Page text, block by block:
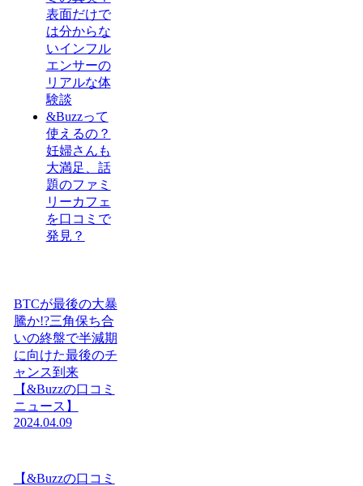
表面だけで
は分からな
いインフル
エンサーの
リアルな体
験談
&Buzzって
使えるの？
妊婦さんも
大満足、話
題のファミ
リーカフェ
を口コミで
発見？
BTCが最後の大暴
騰か!?三角保ち合
いの終盤で半減期
に向けた最後のチ
ャンス到来
【&Buzzの口コミ
ニュース】
2024.04.09
【&Buzzの口コミ